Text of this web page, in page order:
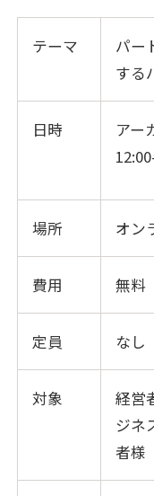
テーマ
パー
する
日時
アー
場所 オン
費用 無料
定員 なし
対象
経営
ジネ
者様